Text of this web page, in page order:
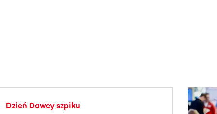
Dzień Dawcy szpiku